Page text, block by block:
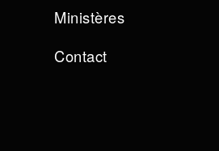
Ministères
Contact